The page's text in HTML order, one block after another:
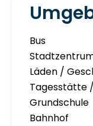
Bus
Läden /
Tagesstätte
Grundschule
Bahnhof